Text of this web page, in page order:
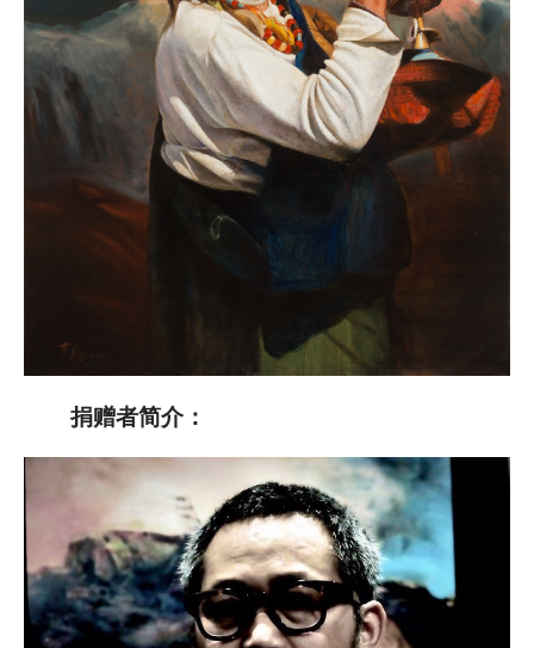
捐赠者简介：